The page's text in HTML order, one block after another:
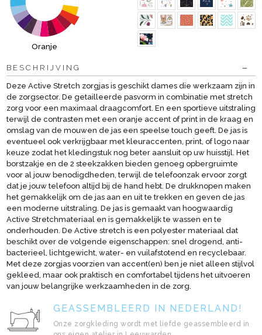
BESCHRIJVING
Deze Active Stretch zorgjas is geschikt dames die werkzaam zijn in
de zorgsector. De getailleerde pasvorm in combinatie met stretch
zorg voor een maximaal draagcomfort. En een sportieve uitstraling
terwijl de contrasten met een oranje accent of print in de kraag en
omslag van de mouwen de jas een speelse touch geeft. De jas is
eventueel ook verkrijgbaar met kleuraccenten, print, of logo naar
keuze zodat het kledingstuk nog beter aansluit op uw huisstijl. Het
borstzakje en de 2 steekzakken bieden genoeg opbergruimte
voor al jouw benodigdheden, terwijl de telefoonzak ervoor zorgt
dat je jouw telefoon altijd bij de hand hebt. De drukknopen maken
het gemakkelijk om de jas aan en uit te trekken en geven de jas
een moderne uitstraling. De jas is gemaakt van hoogwaardig
Active Stretchmateriaal en is gemakkelijk te wassen en te
onderhouden. De Active stretch is een polyester materiaal dat
beschikt over de volgende eigenschappen: snel drogend, anti-
bacterieel, lichtgewicht, water- en vuilafstotend en recyclebaar.
Met deze zorgjas voorzien van accent(en) ben je niet alleen stijlvol
gekleed, maar ook praktisch en comfortabel tijdens het uitvoeren
van jouw belangrijke werkzaamheden in de zorg.
GEASSEMBLEERD IN NEDERLAND!
Onze zorgkleding wordt met liefde geassembleerd in